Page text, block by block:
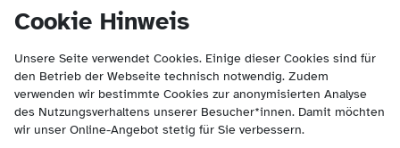
Cookie Hinweis
Unsere Seite verwendet Cookies. Einige dieser Cookies sind für
den Betrieb der Webseite technisch notwendig. Zudem
verwenden wir bestimmte Cookies zur anonymisierten Analyse
des Nutzungsverhaltens unserer Besucher*innen. Damit möchten
wir unser Online-Angebot stetig für Sie verbessern.
springen
(Kontakt und Suche) springen.